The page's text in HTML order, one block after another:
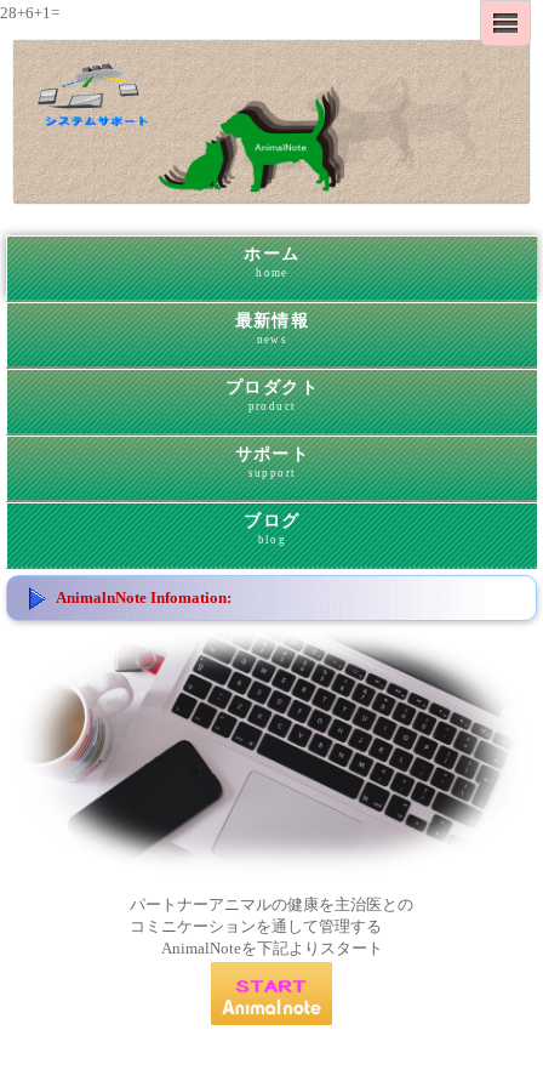
28+6+1=
ホーム
home
最新情報
news
プロダクト
product
サポート
support
ブログ
blog
AnimalnNote Infomation:
パートナーアニマルの健康を主治医との
コミニケーションを通して管理する
AnimalNoteを下記よりスタート